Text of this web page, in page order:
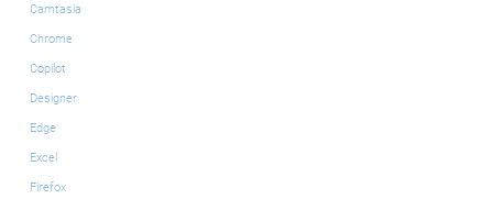
Camtasia
Chrome
Copilot
Designer
Edge
Excel
Firefox